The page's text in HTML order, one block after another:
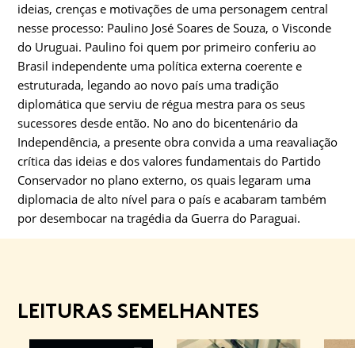
ideias, crenças e motivações de uma personagem central
nesse processo: Paulino José Soares de Souza, o Visconde
do Uruguai. Paulino foi quem por primeiro conferiu ao
Brasil independente uma política externa coerente e
estruturada, legando ao novo país uma tradição
diplomática que serviu de régua mestra para os seus
sucessores desde então. No ano do bicentenário da
Independência, a presente obra convida a uma reavaliação
crítica das ideias e dos valores fundamentais do Partido
Conservador no plano externo, os quais legaram uma
diplomacia de alto nível para o país e acabaram também
por desembocar na tragédia da Guerra do Paraguai.
LEITURAS SEMELHANTES